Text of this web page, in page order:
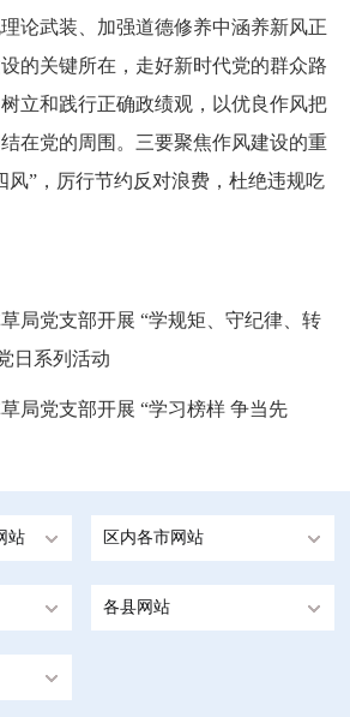
论武装、加强道德修养中涵养新风正
的关键所在，走好新时代党的群众路
立和践行正确政绩观，以优良作风把
在党的周围。三要聚焦作风建设的重
风”，厉行节约反对浪费，杜绝违规吃
局党支部开展 “学规矩、守纪律、转
日系列活动
局党支部开展 “学习榜样 争当先
站 区内各市网站
各县网站